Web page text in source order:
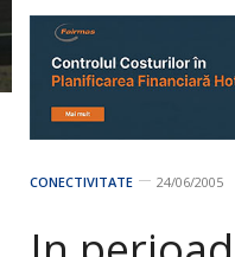
CONECTIVITATE 24/06/2005